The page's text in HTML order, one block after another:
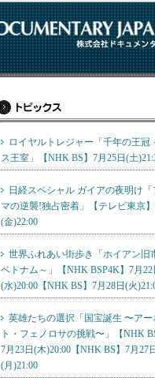
ロイヤルトレジャー「千年の王冠
ス王室」【NHK BS】7月25日(土
日経スペシャル ガイアの夜明け「
マの逆襲!独占密着」【テレビ東京】
(金)22:00
世界ふれあい街歩き「ホイアン旧
ベトナム～」【NHK BSP4K】7月22
(水)20:00【NHK BS】7月28日(火
英雄たちの選択「国宝誕生 〜アー
ト・フェノロサの挑戦〜」【NHK
7月23日(木)20:00【NHK BS】7月27日
(月)21:00